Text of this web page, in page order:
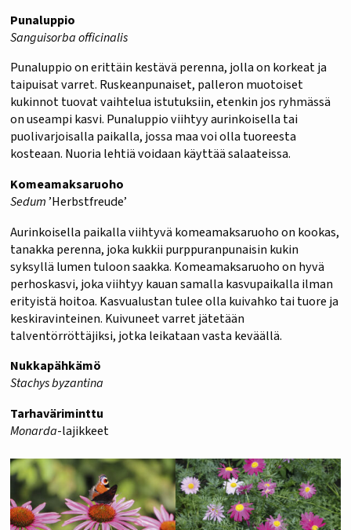
Punaluppio
Sanguisorba officinalis
Punaluppio on erittäin kestävä perenna, jolla on korkeat ja
taipuisat varret. Ruskeanpunaiset, palleron muotoiset
kukinnot tuovat vaihtelua istutuksiin, etenkin jos ryhmässä
on useampi kasvi. Punaluppio viihtyy aurinkoisella tai
puolivarjoisalla paikalla, jossa maa voi olla tuoreesta
kosteaan. Nuoria lehtiä voidaan käyttää salaateissa.
Komeamaksaruoho
Sedum’Herbstfreude’
Aurinkoisella paikalla viihtyvä komeamaksaruoho on kookas,
tanakka perenna, joka kukkii purppuranpunaisin kukin
syksyllä lumen tuloon saakka. Komeamaksaruoho on hyvä
perhoskasvi, joka viihtyy kauan samalla kasvupaikalla ilman
erityistä hoitoa. Kasvualustan tulee olla kuivahko tai tuore ja
keskiravinteinen. Kuivuneet varret jätetään
talventörröttäjiksi, jotka leikataan vasta keväällä.
Nukkapähkämö
Stachys byzantina
Tarhaväriminttu
Monarda-lajikkeet